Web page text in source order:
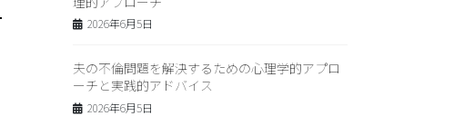
2026年6月5日
夫の不倫問題を解決するための心理学的アプロ
ーチと実践的アドバイス
2026年6月5日